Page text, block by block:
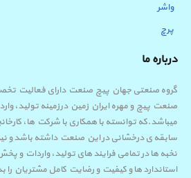
واشر
پرچ
درباره ما
صنعت پیچ و مهره ایران زمین درزمینه تولید،
میباشد.که توانسته با همکاری با شرکت ها،
سابقه ی درخشانی در این صنعت داشته باشد و
نخبه ها در تمامی فرایند های تولید، واردات و
استاندارد ها و کیفیت و رضایت کامل مشتریان را